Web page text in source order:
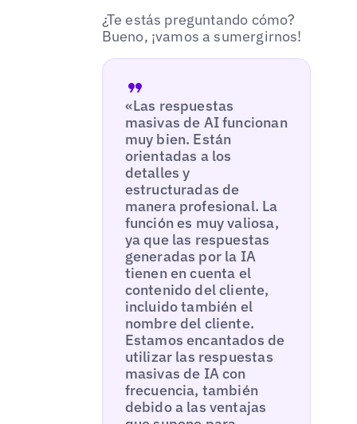
¿Te estás preguntando cómo?
Bueno, ¡vamos a sumergirnos!
«Las respuestas
masivas de AI funcionan
muy bien. Están
orientadas a los
detalles y
estructuradas de
manera profesional. La
función es muy valiosa,
ya que las respuestas
generadas por la IA
tienen en cuenta el
contenido del cliente,
incluido también el
nombre del cliente.
Estamos encantados de
utilizar las respuestas
masivas de IA con
frecuencia, también
debido a las ventajas